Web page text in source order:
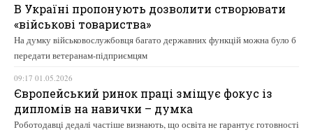
В Україні пропонують дозволити створювати
«військові товариства»
На думку військовослужбовця багато державних функцій можна було б
передати ветеранам-підприємцям
09:17 01.05.2026
Європейський ринок праці зміщує фокус із
дипломів на навички – думка
Роботодавці дедалі частіше визнають, що освіта не гарантує готовності